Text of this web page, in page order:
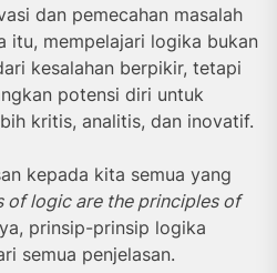
dan pemecahan masalah
itu, mempelajari logika bukan
kesalahan berpikir, tetapi
potensi diri untuk
kritis, analitis, dan inovatif.
kepada kita semua yang
of logic are the principles of
prinsip-prinsip logika
semua penjelasan.